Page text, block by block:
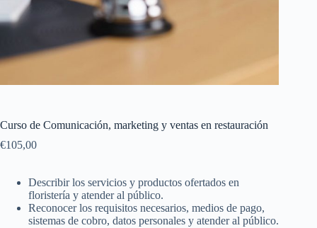
Curso de Comunicación, marketing y ventas en restauración
€105,00
Describir los servicios y productos ofertados en
floristería y atender al público.
Reconocer los requisitos necesarios, medios de pago,
sistemas de cobro, datos personales y atender al público.